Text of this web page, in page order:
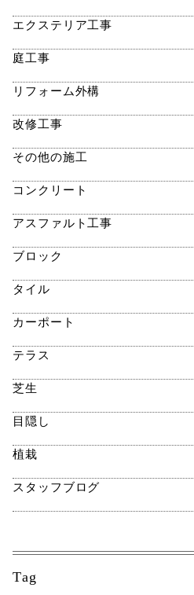
エクステリア工事
庭工事
リフォーム外構
改修工事
その他の施工
コンクリート
アスファルト工事
ブロック
タイル
カーポート
テラス
芝生
目隠し
植栽
スタッフブログ
Tag